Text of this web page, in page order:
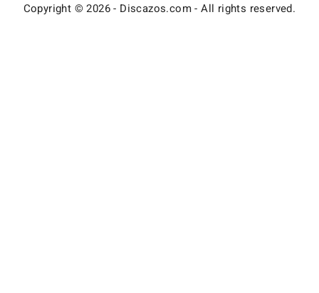
Copyright © 2026 - Discazos.com - All rights reserved.